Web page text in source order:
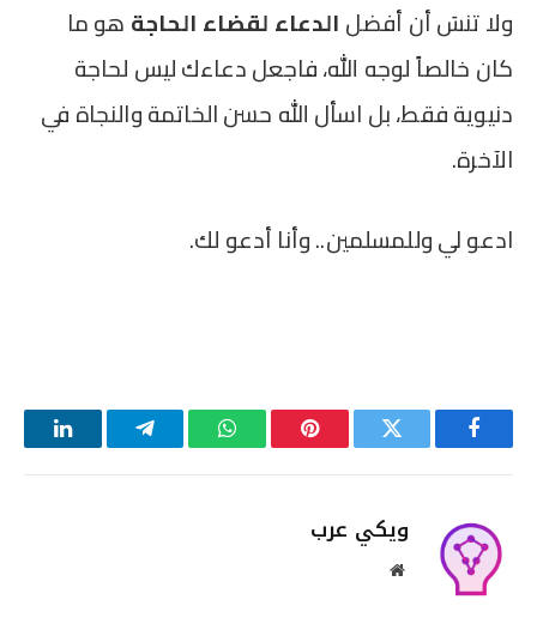
ولا تنسَ أن أفضلالدعاء لقضاء الحاجةهو ما
كان خالصاً لوجه الله، فاجعل دعاءك ليس لحاجة
دنيوية فقط، بل اسأل الله حسن الخاتمة والنجاة في
الآخرة.
ادعو لي وللمسلمين.. وأنا أدعو لك.
فيسبوك تويتر بينتيريستواتساب تيلقرام لينكدإن
ويكي عرب
موقع